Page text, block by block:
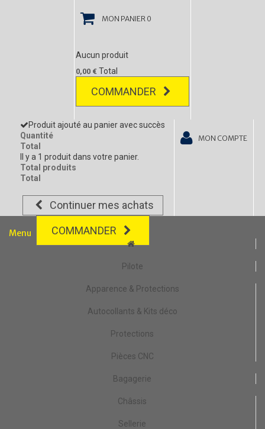
MON PANIER 0
Aucun produit
0,00 € Total
COMMANDER
Produit ajouté au panier avec succès
Quantité
Total
Il y a 1 produit dans votre panier.
Total produits
Total
Continuer mes achats
COMMANDER
MON COMPTE
Menu
Pilote
Apparence & Protections
Autocollants & Kits déco
Protections
Pièces CNC
Bagagerie
Châssis
Sellerie